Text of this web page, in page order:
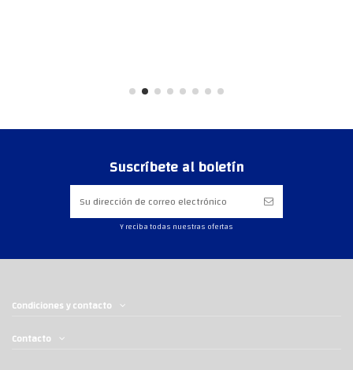
Suscríbete al boletín
Y reciba todas nuestras ofertas
Condiciones y contacto
Contacto